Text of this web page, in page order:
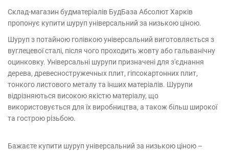
Склад-магазин будматеріалів БудБаза Абсолют Харків
пропонує купити шуруп універсальний за низькою ціною.
Шуруп з потайною голівкою універсальний виготовляється з
вуглецевої сталі, після чого проходить жовту або гальванічну
оцинковку. Універсальні шурупи призначені для з'єднання
дерева, древесностружечных плит, гіпсокартонних плит,
тонкого листового металу та інших матеріалів. Шурупи
відрізняються високою якістю матеріалу, що
використовується для їх виробництва, а також більш широкої
та гострою різьбою.
Бажаєте купити шуруп універсальний за низькою ціною –